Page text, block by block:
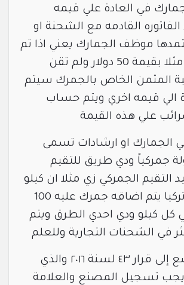
في العادة علي قيمه
الفاتوره القادمه مع الشحنة او
موظف الجمارك يعني اذا تم
ارسال فاتورة مثلا بقيمة 50 دولار ولم تقن
المثمن الخاص بالجمرك سيتم
الي قيمه اخري ويتم حساب
علي هذه القيمة
الجمارك او ارشادات تسمى
جمركياً ودي طريق للتقيم
التقيم الجمركي زي مثلا ان كيلو
الملابس من تركيا يتم اضاقه جمرك عليه 100
كل كيلو ودي احدي الطرق ويتم
في الشحنات التجارية وللعلم
الملابس تخضع إلى قرار ٤٣ لسنة ٢٠١٦ والذي
تسجيل المصنع والعلامة